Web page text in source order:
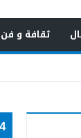
ثقافة و فن